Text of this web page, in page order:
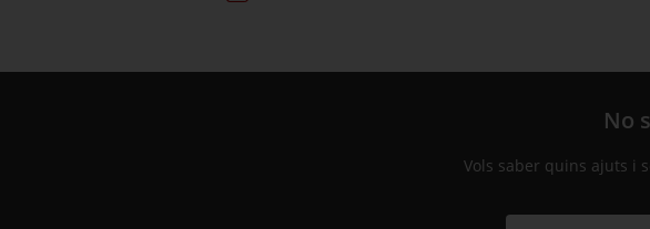
No
Vols saber quins ajuts i